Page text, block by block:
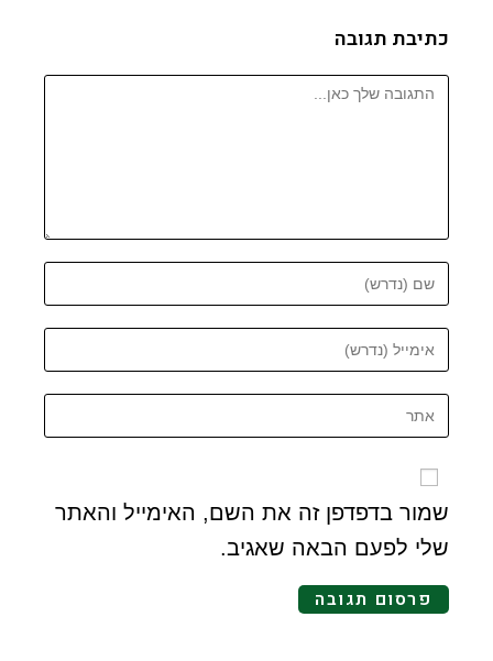
כתיבת תגובה
שמור בדפדפן זה את השם, האימייל והאתר
שלי לפעם הבאה שאגיב.